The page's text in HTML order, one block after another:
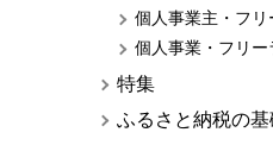
個人事業主・フリ
個人事業・フリ
特集
ふるさと納税の